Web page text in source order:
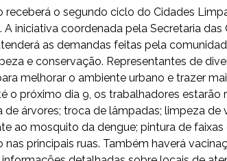
receberá o segundo ciclo do Cidades
A iniciativa coordenada pela Secretaria
as demandas feitas pela
e conservação. Representantes de
melhorar o ambiente urbano e trazer
o próximo dia 9, os trabalhadores
de árvores; troca de lâmpadas; limpeza de
ao mosquito da dengue; pintura de
nas principais ruas. Também haverá